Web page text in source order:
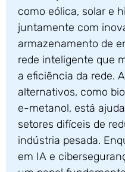
como eólica, solar e
juntamente com
armazenamento de
rede inteligente que
a eficiência da rede.
alternativos, como
e-metanol, está
setores difíceis de
indústria pesada.
em IA e